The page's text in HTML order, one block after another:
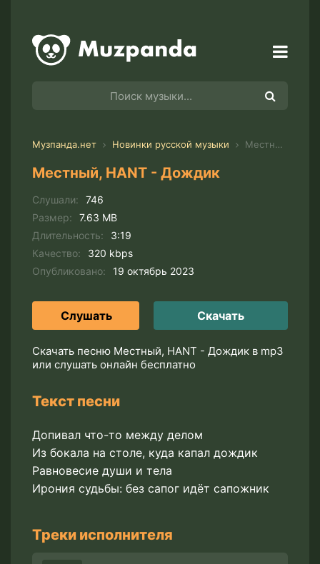
Музпанда.нет Новинки русской музыки Местный, HANT - Дождик
Местный, HANT - Дождик
Слушали:
746
Размер:
7.63 MB
Длительность:
3:19
Качество:
320 kbps
Опубликовано:
19 октябрь 2023
Слушать Скачать
Скачать песню Местный, HANT - Дождик в mp3
или слушать онлайн бесплатно
Текст песни
Допивал что-то между делом
Из бокала на столе, куда капал дождик
Равновесие души и тела
Ирония судьбы: без сапог идёт сапожник
Треки исполнителя